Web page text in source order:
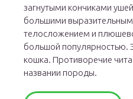
загнутыми кончиками
большими
телосложением и
большой популярностью.
кошка. Противоречие
названии породы.